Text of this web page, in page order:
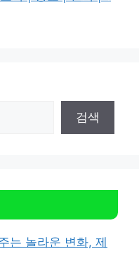
검색
는 놀라운 변화, 제